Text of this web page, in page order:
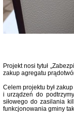
Projekt nosi tytuł
zakup agregatu
Celem projektu był
i urządzeń do
siłowego do zasilania
funkcjonowania gminy